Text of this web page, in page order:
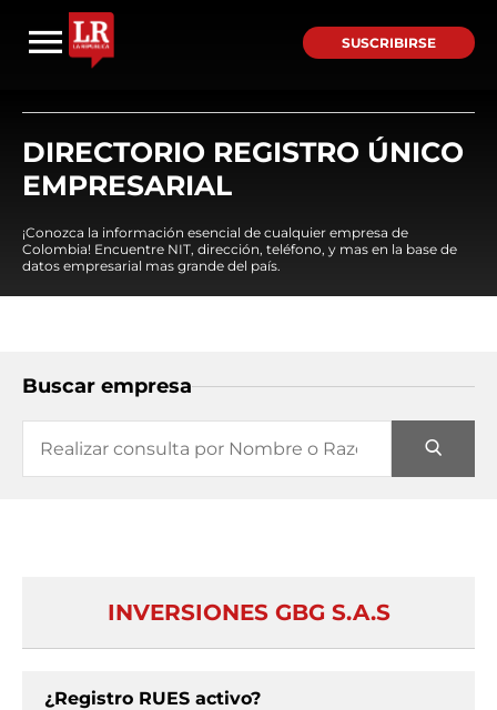
SUSCRIBIRSE
DIRECTORIO REGISTRO ÚNICO
EMPRESARIAL
¡Conozca la información esencial de cualquier empresa de
Colombia! Encuentre NIT, dirección, teléfono, y mas en la base de
datos empresarial mas grande del país.
Buscar empresa
INVERSIONES GBG S.A.S
¿Registro RUES activo?